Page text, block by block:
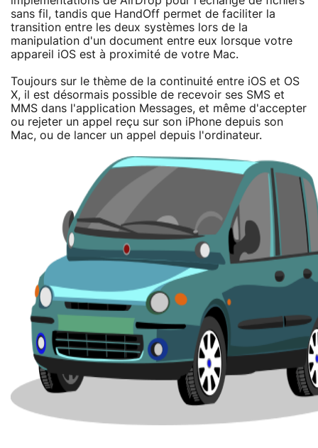
sans fil, tandis que HandOff permet de faciliter la
transition entre les deux systèmes lors de la
manipulation d'un document entre eux lorsque votre
appareil iOS est à proximité de votre Mac.
Toujours sur le thème de la continuité entre iOS et OS
X, il est désormais possible de recevoir ses SMS et
MMS dans l'application Messages, et même d'accepter
ou rejeter un appel reçu sur son iPhone depuis son
Mac, ou de lancer un appel depuis l'ordinateur.